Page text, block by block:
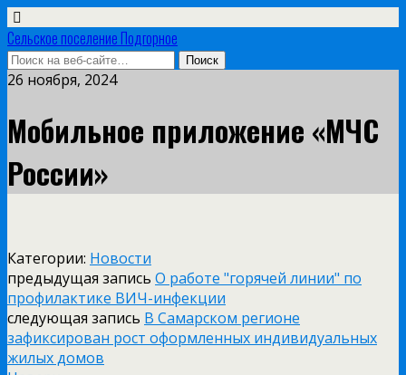
Сельское поселение Подгорное
26 ноября, 2024
Мобильное приложение «МЧС
России»
Категории: Новости
предыдущая запись О работе "горячей линии" по
профилактике ВИЧ-инфекции
следующая запись В Самарском регионе
зафиксирован рост оформленных индивидуальных
жилых домов